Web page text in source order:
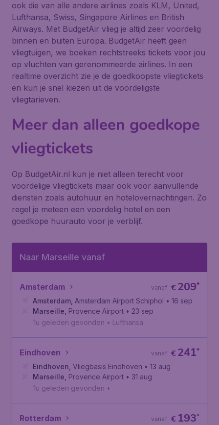
ook die van alle andere airlines zoals KLM, United,
Lufthansa, Swiss, Singapore Airlines en British
Airways. Met BudgetAir vlieg je altijd zeer voordelig
binnen en buiten Europa. BudgetAir heeft geen
vliegtuigen, we boeken rechtstreeks tickets voor jou
op vluchten van gerenommeerde airlines. In een
realtime overzicht zie je de goedkoopste vliegtickets
en kun je snel kiezen uit de voordeligste
vliegtarieven.
Meer dan alleen goedkope
vliegtickets
Op BudgetAir.nl kun je niet alleen terecht voor
voordelige vliegtickets maar ook voor aanvullende
diensten zoals autohuur en hotelovernachtingen. Zo
regel je meteen een voordelig hotel en een
goedkope huurauto voor je verblijf.
Naar Marseille vanaf
Amsterdam €209*
vanaf
Amsterdam Amsterdam Airport Schiphol • 16 sep
Marseille Provence Airport • 23 sep
1u geleden gevonden • Lufthansa
Eindhoven €241*
vanaf
Eindhoven Vliegbasis Eindhoven • 13 aug
Marseille Provence Airport • 31 aug
1u geleden gevonden •
Rotterdam € 193*
vanaf